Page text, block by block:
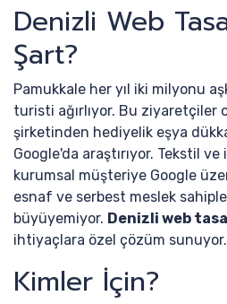
Denizli Web
Şart?
Pamukkale her yıl iki milyonu
turisti ağırlıyor. Bu
şirketinden hediyelik eşya
Google'da araştırıyor. Tekstil
kurumsal müşteriye Google
esnaf ve serbest meslek
büyüyemiyor. Denizli web
ihtiyaçlara özel çözüm sunuyor.
Kimler İçin?